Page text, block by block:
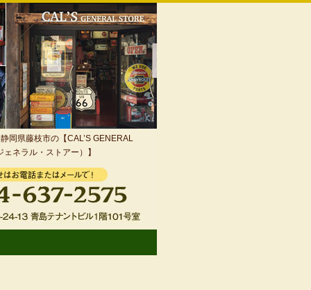
岡県藤枝市の【CAL’S GENERAL
ネラル・ストアー）】